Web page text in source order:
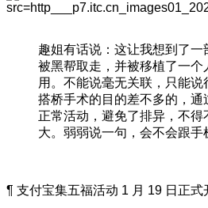
趣姐有话说：这让我想到了
被黑帮取走，并被移植了一个
用。不能说毫无关联，只能
搭桥手术的目的差不多的，
正常活动，避免了排异，不得
大。弱弱说一句，会不会跟手
¶ 支付宝集五福活动 1 月 19 日正